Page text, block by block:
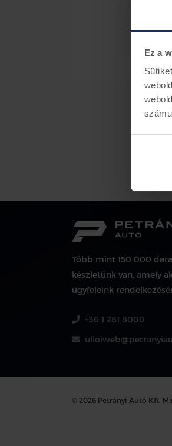
Ez a
Több mint 150 000
készletünk van, amely
ügyfeleink
+36 1 281 8000
© 2026 Petrányi-Autó Kft.